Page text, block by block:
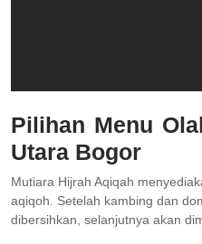
Pilihan Menu
Utara Bogor
Mutiara Hijrah Aqiqah
aqiqoh. Setelah kambing dan
dibersihkan, selanjutnya akan